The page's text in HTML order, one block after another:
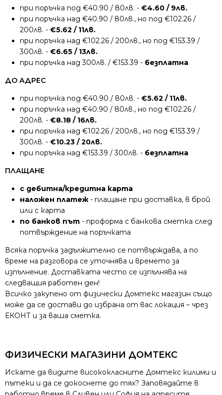
при поръчка под €40.90 / 80лв. - €4.60 / 9лв.
при поръчка над €40.90 / 80лв., но под €102.26 /
200лв. - €5.62 / 11лв.
при поръчка над €102.26 / 200лв., но под €153.39 /
300лв. - €6.65 / 13лв.
при поръчка над 300лв. / €153.39 - безплатна
ДО АДРЕС
при поръчка под €40.90 / 80лв. - €5.62 / 11лв.
при поръчка над €40.90 / 80лв., но под €102.26 /
200лв. - €8.18 / 16лв.
при поръчка над €102.26 / 200лв., но под €153.39 /
300лв. - €10.23 / 20лв.
при поръчка над €153.39 / 300лв. - безплатна
ПЛАЩАНЕ
с дебитна/кредитна карта
наложен платеж - плащане при доставка, в брой
или с карта
по банков път - проформа с банкова сметка след
потвърждение на поръчката
Всяка поръчка задължително се потвърждава, а по
време на разговора се уточнява и времето за
изпълнение. Доставката често се изпълнява на
следващия работен ден!
Всичко закупено от физически Домтекс магазин също
може да се достави до избрана от вас локация – чрез
ЕКОНТ и за ваша сметка.
ФИЗИЧЕСКИ МАГАЗИНИ ДОМТЕКС
Искате да видите висококласните Домтекс килими и
пътеки и да се докоснете до тях? Заповядайте в